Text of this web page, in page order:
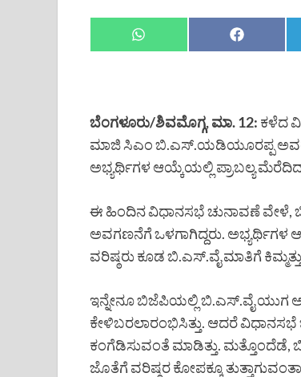
ಬೆಂಗಳೂರು/ಶಿವಮೊಗ್ಗ, ಮಾ. 12: ಕಳೆದ
ಮಾಜಿ ಸಿಎಂ ಬಿ.ಎಸ್.ಯಡಿಯೂರಪ್ಪ ಅವರು,
ಅಭ್ಯರ್ಥಿಗಳ ಆಯ್ಕೆಯಲ್ಲಿ ಪ್ರಾಬಲ್ಯ
ಈ ಹಿಂದಿನ ವಿಧಾನಸಭೆ ಚುನಾವಣೆ
ಅವಗಣನೆಗೆ ಒಳಗಾಗಿದ್ದರು. ಅಭ್ಯರ್ಥಿಗಳ
ವರಿಷ್ಠರು ಕೂಡ ಬಿ.ಎಸ್.ವೈ ಮಾತಿಗೆ
ಇನ್ನೇನೂ ಬಿಜೆಪಿಯಲ್ಲಿ ಬಿ.ಎಸ್.ವೈ ಯುಗ
ಕೇಳಿಬರಲಾರಂಭಿಸಿತ್ತು. ಆದರೆ ವಿಧಾನಸಭೆ
ಕಂಗೆಡಿಸುವಂತೆ ಮಾಡಿತ್ತು. ಮತ್ತೊಂದೆಡೆ,
ಜೊತೆಗೆ ವರಿಷ್ಠರ ಕೋಪಕ್ಕೂ